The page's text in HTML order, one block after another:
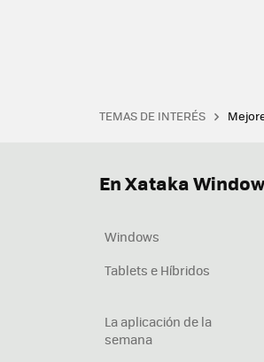
TEMAS DE INTERÉS
En Xataka
Windows
Tablets e Híbridos
La aplicación de la
semana